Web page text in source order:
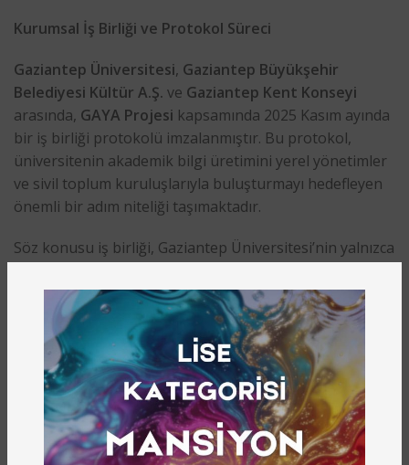
Kurumsal İş Birliği ve Protokol Süreci
Gaziantep Üniversitesi, Gaziantep Büyükşehir
Belediyesi Kültür A.Ş. ve Gaziantep Kent Konseyi
arasında, GAYA Projesi kapsamında 2025 Kasım ayında
bir iş birliği protokolü imzalanmıştır. Bu protokol,
üniversitenin akademik bilgi üretimini yerel yönetimler
ve sivil toplum kuruluşlarıyla buluşturmayı hedefleyen
önemli bir adım niteliği taşımaktadır.
Söz konusu iş birliği, Gaziantep Üniversitesi’nin yalnızca
paylaşılması ve toplumsal farkındalığın artırılması
yönündeki sorumluluğunu da ön plana çıkarmaktadır.
GAYA Projesi, bu yönüyle üniversitenin ulusal ve
uluslararası düzeydeki akademik prestijine katkı sunan
stratejik bir bilimsel girişim olarak
değerlendirilmektedir.
Toplumla Buluşan Arkeoloji ve Eğitsel Faaliyetler